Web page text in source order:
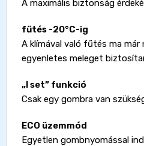
A maximális biztonság
fűtés -20°C-ig
A klímával való fűtés ma már
egyenletes meleget
„I set” funkció
Csak egy gombra van
ECO üzemmód
Egyetlen gombnyomással